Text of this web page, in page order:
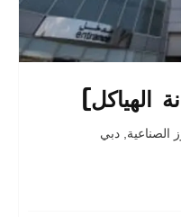
الهياكل)
دبي